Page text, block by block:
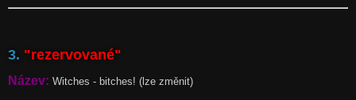
3. "rezervované"
Název: Witches - bitches! (lze změnit)